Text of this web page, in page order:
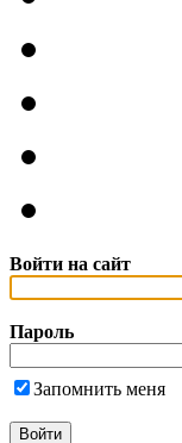
Войти на сайт
Пароль
Запомнить меня